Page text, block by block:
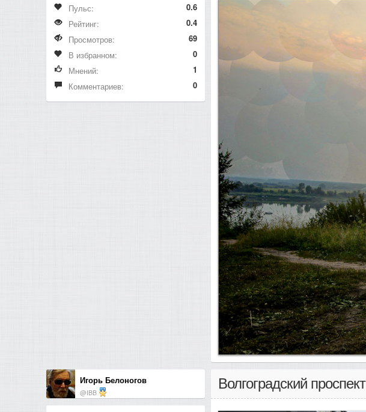
Пульс:
0.6
Рейтинг:
0.4
Просмотров:
69
В избранном:
0
Мнений:
1
Комментариев:
0
Игорь Белоногов
@IBB
Волгоградский проспект